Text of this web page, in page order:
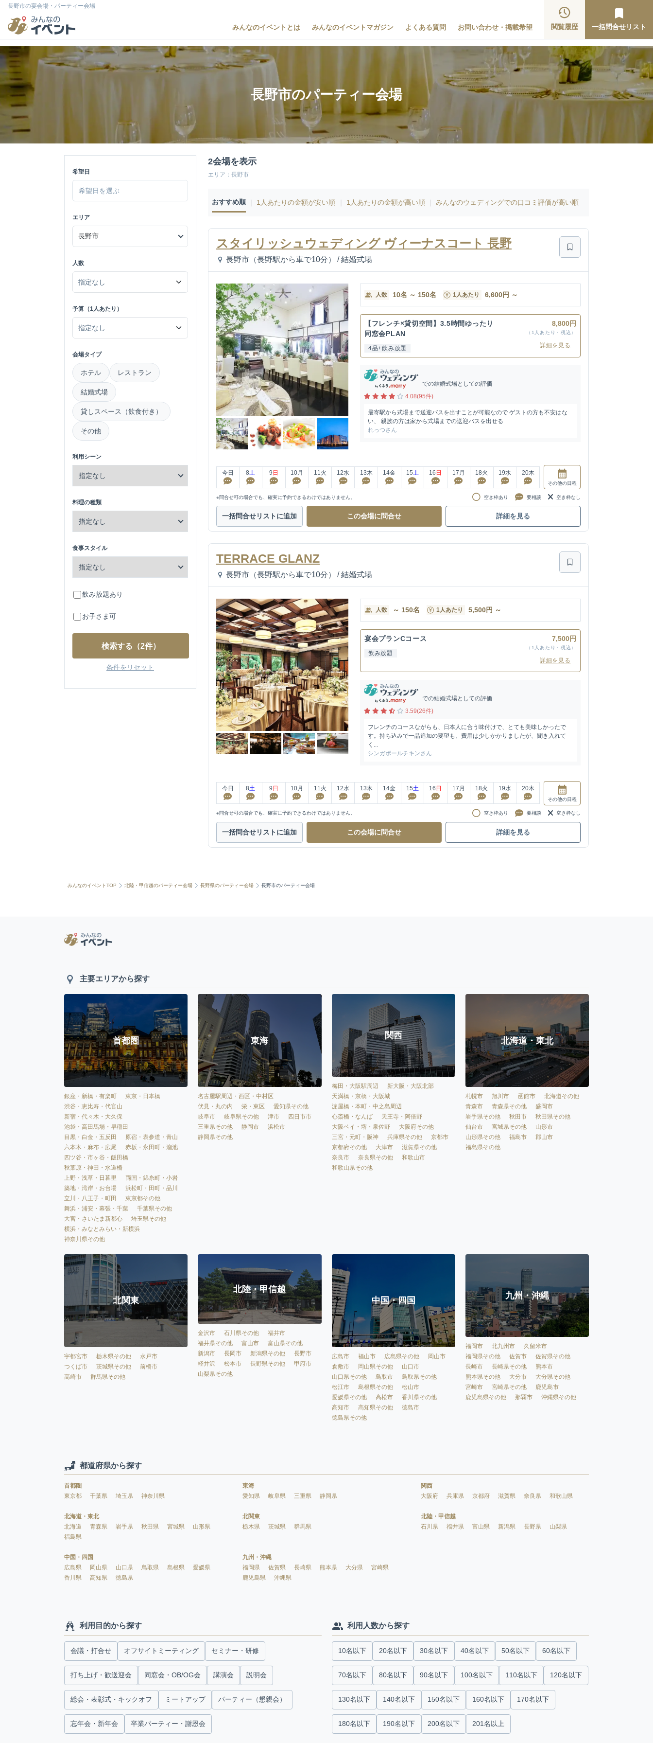
長野市の宴会場・パーティー会場
みんなのイベントとは みんなのイベントマガジン よくある質問 お問い合わせ・掲載希望 閲覧履歴 一括問合せリスト
長野市のパーティー会場
希望日
エリア
人数
予算（1人あたり）
会場タイプ
ホテル レストラン
結婚式場
貸しスペース（飲食付き）
その他
利用シーン
料理の種類
食事スタイル
飲み放題あり
お子さま可
検索する （2件）
条件をリセット
2会場を表示
エリア：長野市
おすすめ順 1人あたりの金額が安い順 1人あたりの金額が高い順 みんなのウェディングでの口コミ評価が高い順
スタイリッシュウェディング ヴィーナスコート 長野
長野市（長野駅から車で10分） / 結婚式場
人数 10名 ～ 150名 1人あたり 6,600円 ～
【フレンチ×貸切空間】3.5時間ゆったり
同窓会PLAN
4品+飲み放題
8,800円
（1人あたり・税込）
詳細を見る
での結婚式場としての評価
4.08(95件)
最寄駅から式場まで送迎バスを出すことが可能なので ゲストの方も不安はな
い、 親族の方は家から式場までの送迎バスを出せる
れっつさん
今日 8土 9 日 10月 11 火 12水 13木 14金 15土 16 日 17 月 18火 19水 20木
その他の日程
※問合せ可の場合でも、確実に予約できるわけではありません。 空き枠あり 要相談 空き枠なし
一括問合せリストに追加 この会場に問合せ 詳細を見る
TERRACE GLANZ
長野市（長野駅から車で10分） / 結婚式場
人数 ～ 150名 1人あたり 5,500円 ～
宴会プランCコース
飲み放題
7,500円
（1人あたり・税込）
詳細を見る
での結婚式場としての評価
3.59(26件)
フレンチのコースながらも、日本人に合う味付けで、とても美味しかったで
す。持ち込みで一品追加の要望も、費用は少しかかりましたが、聞き入れて
く...
シンガポールチキンさん
今日 8土 9 日 10月 11火 12水 13木 14金 15土 16 日 17 月 18火 19水 20木
その他の日程
※問合せ可の場合でも、確実に予約できるわけではありません。 空き枠あり 要相談 空き枠なし
一括問合せリストに追加 この会場に問合せ 詳細を見る
みんなのイベントTOP 北陸・甲信越のパーティー会場 長野県のパーティー会場 長野市のパーティー会場
主要エリアから探す
首都圏
銀座・新橋・有楽町
東京・日本橋
渋谷・恵比寿・代官山
新宿・代々木・大久保
池袋・高田馬場・早稲田
目黒・白金・五反田
原宿・表参道・青山
六本木・麻布・広尾
赤坂・永田町・溜池
四ツ谷・市ヶ谷・飯田橋
秋葉原・神田・水道橋
上野・浅草・日暮里
両国・錦糸町・小岩
築地・湾岸・お台場
浜松町・田町・品川
立川・八王子・町田
東京都その他
舞浜・浦安・幕張・千葉
千葉県その他
大宮・さいたま新都心
埼玉県その他
横浜・みなとみらい・新横浜
神奈川県その他
東海
名古屋駅周辺・西区・中村区
伏見・丸の内
栄・東区
愛知県その他
岐阜市
岐阜県その他 津市
四日市市
三重県その他
静岡市
浜松市
静岡県その他
関西
梅田・大阪駅周辺
新大阪・大阪北部
天満橋・京橋・大阪城
淀屋橋・本町・中之島周辺
心斎橋・なんば
天王寺・阿倍野
大阪ベイ・堺・泉佐野
大阪府その他
三宮・元町・阪神
兵庫県その他
京都市
京都府その他
大津市
滋賀県その他
奈良市
奈良県その他
和歌山市
和歌山県その他
北海道・東北
札幌市 旭川市 函館市
北海道その他
青森市
青森県その他
盛岡市
岩手県その他
秋田市
秋田県その他
仙台市
宮城県その他
山形市
山形県その他
福島市
郡山市
福島県その他
北関東
宇都宮市 栃木県その他
水戸市
つくば市
茨城県その他
前橋市
高崎市
群馬県その他
北陸・甲信越
金沢市 石川県その他
福井市
福井県その他
富山市
富山県その他
新潟市
長岡市 新潟県その他
長野市
軽井沢
松本市 長野県その他
甲府市
山梨県その他
中国・四国
広島市 福山市 広島県その他
岡山市
倉敷市
岡山県その他
山口市
山口県その他
鳥取市
鳥取県その他
松江市
島根県その他
松山市
愛媛県その他
高松市
香川県その他
高知市
高知県その他
徳島市
徳島県その他
九州・沖縄
福岡市 北九州市
久留米市
福岡県その他
佐賀市
佐賀県その他
長崎市
長崎県その他
熊本市
熊本県その他
大分市
大分県その他
宮崎市
宮崎県その他
鹿児島市
鹿児島県その他
那覇市 沖縄県その他
都道府県から探す
首都圏
東京都
千葉県 埼玉県 神奈川県
東海
愛知県
岐阜県 三重県 静岡県
関西
大阪府
兵庫県 京都府 滋賀県 奈良県 和歌山県
北海道・東北
北海道
青森県 岩手県 秋田県 宮城県
山形県
福島県
北関東
栃木県
茨城県 群馬県
北陸・甲信越
石川県
福井県 富山県 新潟県 長野県 山梨県
中国・四国
広島県
岡山県 山口県 鳥取県 島根県
愛媛県
香川県
高知県 徳島県
九州・沖縄
福岡県
佐賀県 長崎県 熊本県 大分県
宮崎県
鹿児島県
沖縄県
利用目的から探す
会議・打合せ オフサイトミーティング セミナー・研修
打ち上げ・歓送迎会 同窓会・OB/OG会 講演会 説明会
総会・表彰式・キックオフ ミートアップ パーティー（懇親会）
忘年会・新年会 卒業パーティー・謝恩会
利用人数から探す
10名以下 20名以下 30名以下 40名以下 50名以下 60名以下
70名以下 80名以下 90名以下 100名以下 110名以下 120名以下
130名以下 140名以下 150名以下 160名以下 170名以下
180名以下 190名以下 200名以下 201名以上